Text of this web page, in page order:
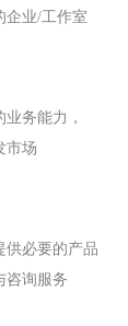
企业/工作室
务能力，
市场
供必要的产品
咨询服务